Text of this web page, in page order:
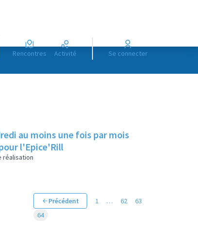
Rencontres Activité Se connecter
au moins une fois par mois
l'Epice'Rill
réalisation
Précédent 1 … 62
63
64